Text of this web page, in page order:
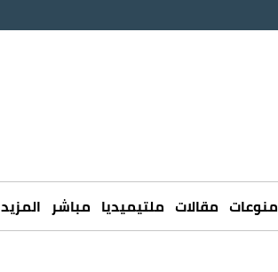
منوعات مقالات ملتيميديا مباشر المزيد